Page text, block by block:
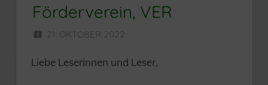
Förderverein, VER
21. OKTOBER 2022
Liebe Leserinnen und Leser,